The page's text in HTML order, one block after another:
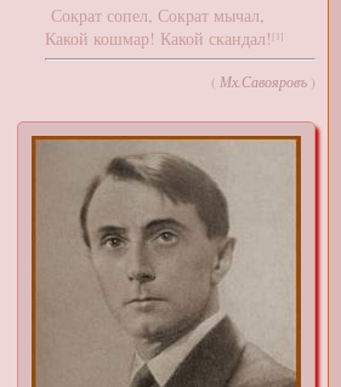
Сократ сопел, Сократ мычал,
Какой кошмар! Какой скандал! [1]
( Мх.Савояровъ )